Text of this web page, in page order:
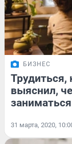
БИЗНЕС
Трудиться,
выяснил,
31 марта, 2020,